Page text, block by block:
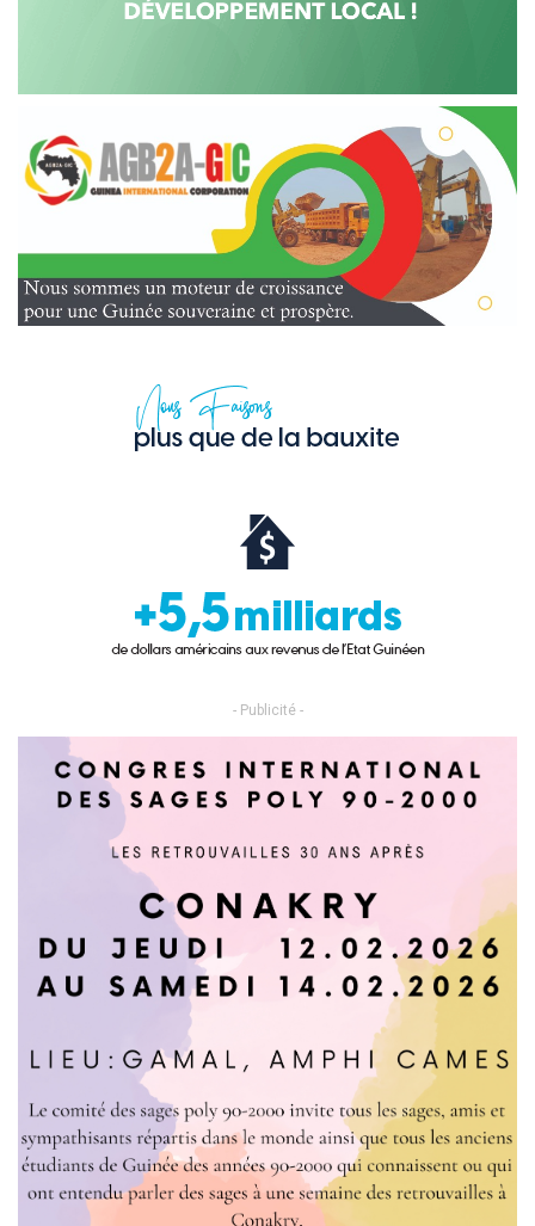
- Publicité -